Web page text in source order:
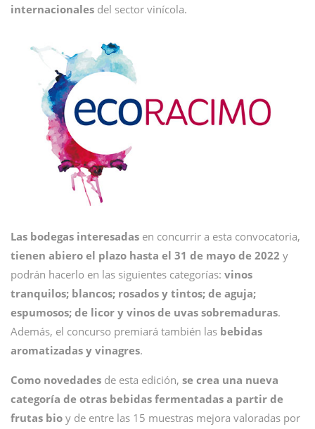
internacionales del sector vinícola.
Las bodegas interesadas en concurrir a esta convocatoria,
tienen abiero el plazo hasta el 31 de mayo de 2022 y
podrán hacerlo en las siguientes categorías: vinos
tranquilos; blancos; rosados y tintos; de aguja;
espumosos; de licor y vinos de uvas sobremaduras.
Además, el concurso premiará también las bebidas
aromatizadas y vinagres.
Como novedades de esta edición, se crea una nueva
categoría de otras bebidas fermentadas a partir de
frutas bio y de entre las 15 muestras mejora valoradas por